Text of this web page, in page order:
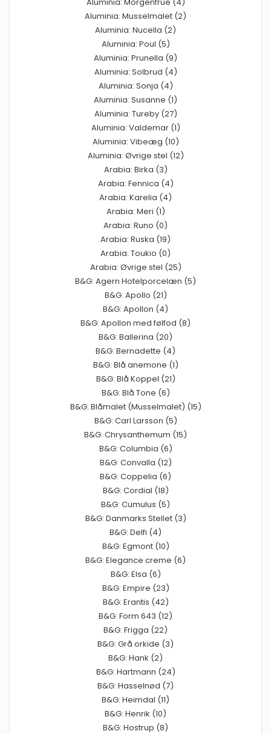
Aluminia: Musselmalet (2)
Aluminia: Nucella (2)
Aluminia: Poul (5)
Aluminia: Prunella (9)
Aluminia: Solbrud (4)
Aluminia: Sonja (4)
Aluminia: Susanne (1)
Aluminia: Tureby (27)
Aluminia: Valdemar (1)
Aluminia: Vibeæg (10)
Aluminia: Øvrige stel (12)
Arabia: Birka (3)
Arabia: Fennica (4)
Arabia: Karelia (4)
Arabia: Meri (1)
Arabia: Runo (0)
Arabia: Ruska (19)
Arabia: Toukio (0)
Arabia: Øvrige stel (25)
B&G: Agern Hotelporcelæn (5)
B&G: Apollo (21)
B&G: Apollon (4)
B&G: Apollon med følfod (8)
B&G: Ballerina (20)
B&G: Bernadette (4)
B&G: Blå anemone (1)
B&G: Blå Koppel (21)
B&G: Blå Tone (6)
B&G: Blåmalet (Musselmalet) (15)
B&G: Carl Larsson (5)
B&G: Chrysanthemum (15)
B&G: Columbia (6)
B&G: Convalla (12)
B&G: Coppelia (6)
B&G: Cordial (18)
B&G: Cumulus (5)
B&G: Danmarks Stellet (3)
B&G: Delfi (4)
B&G: Egmont (10)
B&G: Elegance creme (6)
B&G: Elsa (6)
B&G: Empire (23)
B&G: Erantis (42)
B&G: Form 643 (12)
B&G: Frigga (22)
B&G: Grå orkide (3)
B&G: Hank (2)
B&G: Hartmann (24)
B&G: Hasselnød (7)
B&G: Heimdal (11)
B&G: Henrik (10)
B&G: Hostrup (8)